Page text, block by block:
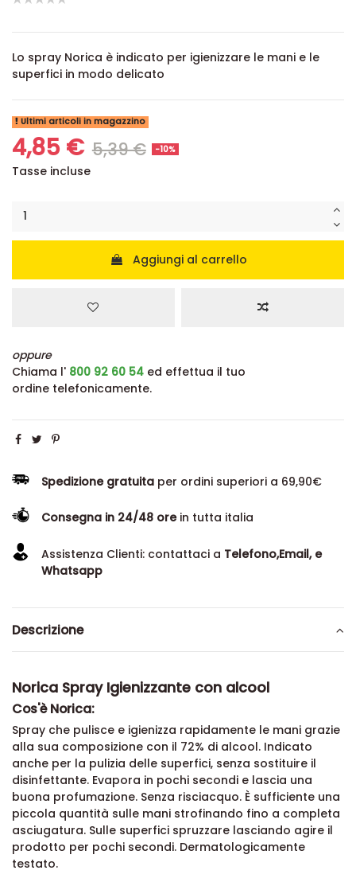
Lo spray Norica è indicato per igienizzare le mani e le
superfici in modo delicato
Ultimi articoli in magazzino
4,85 € 5,39 € -10%
Tasse incluse
Aggiungi al carrello
oppure
Chiama l' 800 92 60 54 ed effettua il tuo
ordine telefonicamente.
Spedizione gratuita per ordini superiori a 69,90€
Consegna in 24/48 orein tutta italia
Assistenza Clienti: contattaci a Telefono,Email, e
Whatsapp
Descrizione
Norica Spray Igienizzante con alcool
Cos'è Norica:
Spray che pulisce e igienizza rapidamente le mani grazie
alla sua composizione con il 72% di alcool. Indicato
anche per la pulizia delle superfici, senza sostituire il
disinfettante. Evapora in pochi secondi e lascia una
buona profumazione. Senza risciacquo. È sufficiente una
piccola quantità sulle mani strofinando fino a completa
asciugatura. Sulle superfici spruzzare lasciando agire il
prodotto per pochi secondi. Dermatologicamente
testato.